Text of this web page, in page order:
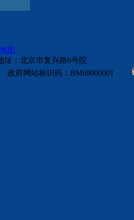
图
址：北京市复兴路6号院
府网站标识码：BM69000001